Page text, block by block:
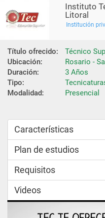
Instituto
Litoral
Institución
Título ofrecido:
Técnico
Ubicación:
Rosario -
Duración:
3 Años
Tipo:
Modalidad:
Presencial
Características
Plan de estudios
Requisitos
Videos